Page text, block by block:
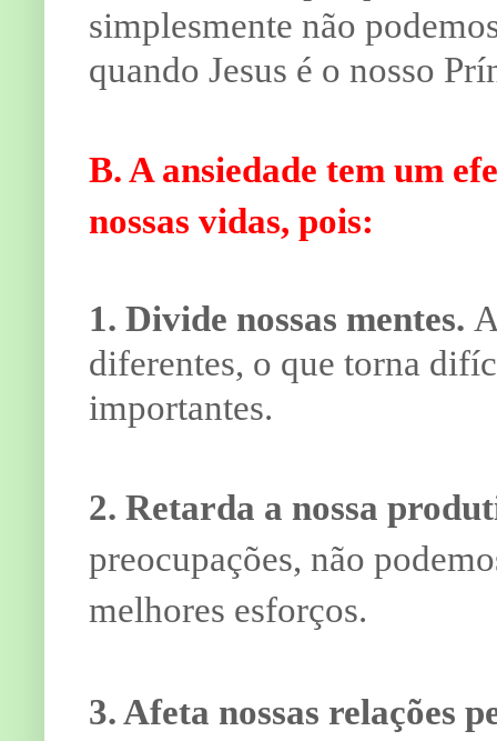
simplesmente não
quando Jesus é o nosso
B. A ansiedade tem um
nossas vidas, pois:
1. Divide nossas mentes.
diferentes, o que torna
importantes.
2. Retarda a nossa
preocupações, não
melhores esforços.
3. Afeta nossas relações